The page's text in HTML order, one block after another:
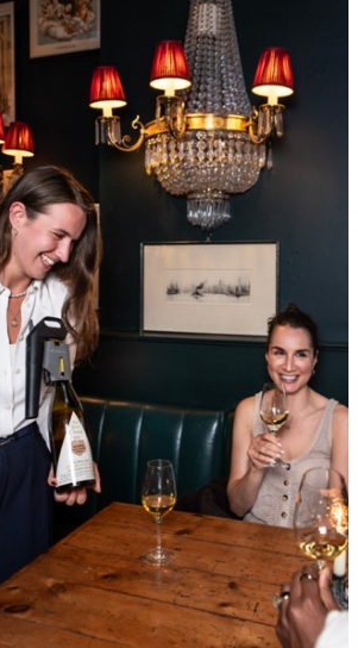
The Coravin Guide präsentiert
Restaurants, Bars, Hotels und
Entdeckung von Wein
Anlass das
~10 MINUTENIHRE EINGABEN
oder
Bitte kontaktieren Sie den
Support
Kontakt
Location eintragen
FAQ